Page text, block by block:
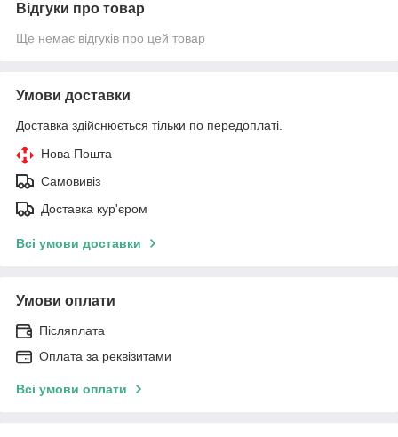
Відгуки про товар
Ще немає відгуків про цей товар
Умови доставки
Доставка здійснюється тільки по передоплаті.
Нова Пошта
Самовивіз
Доставка кур'єром
Всі умови доставки
Умови оплати
Післяплата
Оплата за реквізитами
Всі умови оплати